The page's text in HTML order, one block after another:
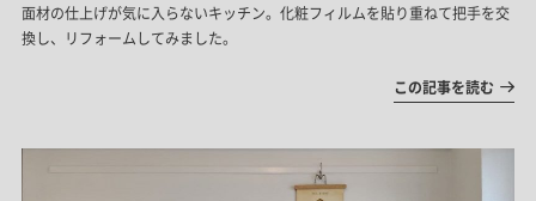
面材の仕上げが気に入らないキッチン。化粧フィルムを貼り重ねて把手を交
換し、リフォームしてみました。
この記事を読む